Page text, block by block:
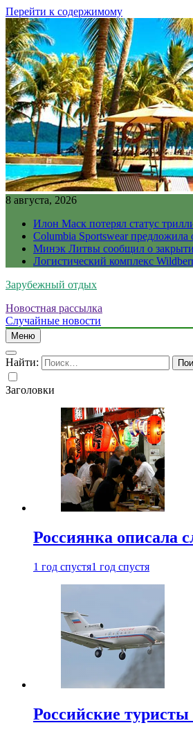
Перейти к содержимому
8 августа, 2026
Илон Маск потерял статус
Columbia Sportswear предложила
Минэк Литвы сообщил о
Логистический комплекс
Зарубежный отдых
Новостная рассылка
Случайные новости
Меню
Найти:
Заголовки
Россиянка описала
1 год спустя1 год спустя
Российские туристы